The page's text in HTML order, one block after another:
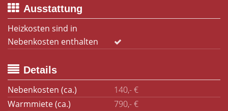
Ausstattung
Heizkosten sind in
Nebenkosten enthalten
Details
Nebenkosten (ca.)
140,- €
Warmmiete (ca.)
790,- €